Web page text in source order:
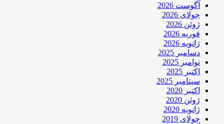
آگوست 2026
جولای 2026
ژوئن 2026
فوریه 2026
ژانویه 2026
دسامبر 2025
نوامبر 2025
اکتبر 2025
سپتامبر 2025
اکتبر 2020
ژوئن 2020
ژانویه 2020
جولای 2019